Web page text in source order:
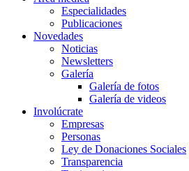
Especialidades
Publicaciones
Novedades
Noticias
Newsletters
Galería
Galería de fotos
Galería de videos
Involúcrate
Empresas
Personas
Ley de Donaciones Sociales
Transparencia